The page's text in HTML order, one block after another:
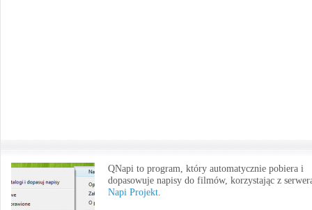
QNapi to program, który automatycznie pobiera i
dopasowuje napisy do filmów, korzystając z
Napi Projekt.